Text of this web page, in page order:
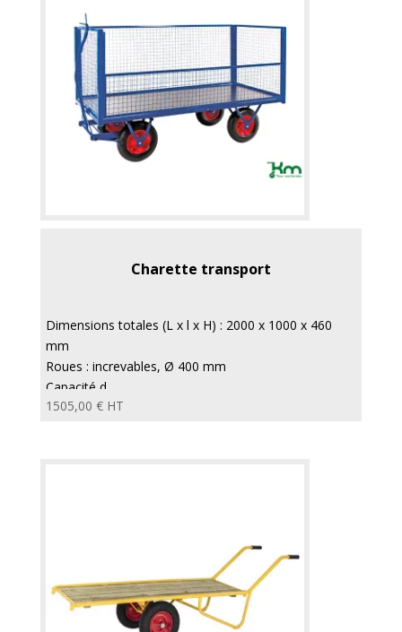
Charette transport
Dimensions totales (L x l x H) : 2000 x 1000 x 460
mm
Roues : increvables, Ø 400 mm
Capacité d...
1505,00 € HT